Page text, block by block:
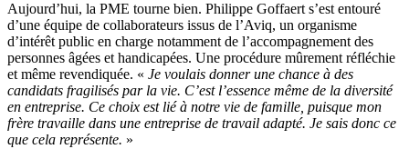
Aujourd’hui, la PME tourne bien. Philippe Goffaert s’est entouré
d’une équipe de collaborateurs issus de l’Aviq, un organisme
d’intérêt public en charge notamment de l’accompagnement des
personnes âgées et handicapées. Une procédure mûrement réfléchie
et même revendiquée. « Je voulais donner une chance à des
candidats fragilisés par la vie. C’est l’essence même de la diversité
en entreprise. Ce choix est lié à notre vie de famille, puisque mon
frère travaille dans une entreprise de travail adapté. Je sais donc ce
que cela représente. »